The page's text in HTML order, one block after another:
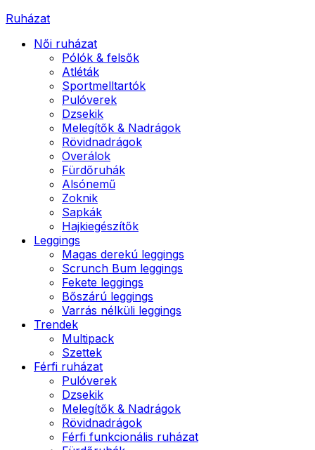
Ruházat
Női ruházat
Pólók & felsők
Atléták
Sportmelltartók
Pulóverek
Dzsekik
Melegítők & Nadrágok
Rövidnadrágok
Overálok
Fürdőruhák
Alsónemű
Zoknik
Sapkák
Hajkiegészítők
Leggings
Magas derekú leggings
Scrunch Bum leggings
Fekete leggings
Bőszárú leggings
Varrás nélküli leggings
Trendek
Multipack
Szettek
Férfi ruházat
Pulóverek
Dzsekik
Melegítők & Nadrágok
Rövidnadrágok
Férfi funkcionális ruházat